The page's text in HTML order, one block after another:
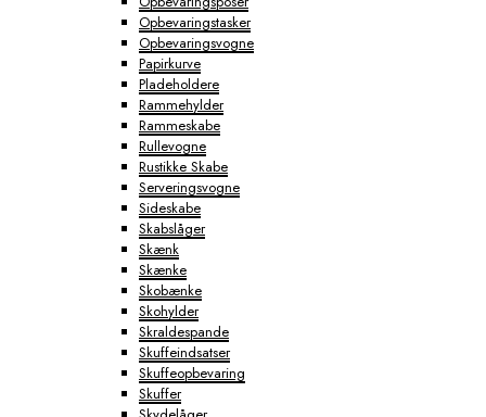
Opbevaringstasker
Opbevaringsvogne
Papirkurve
Pladeholdere
Rammehylder
Rammeskabe
Rullevogne
Rustikke Skabe
Serveringsvogne
Sideskabe
Skabslåger
Skænk
Skænke
Skobænke
Skohylder
Skraldespande
Skuffeindsatser
Skuffeopbevaring
Skuffer